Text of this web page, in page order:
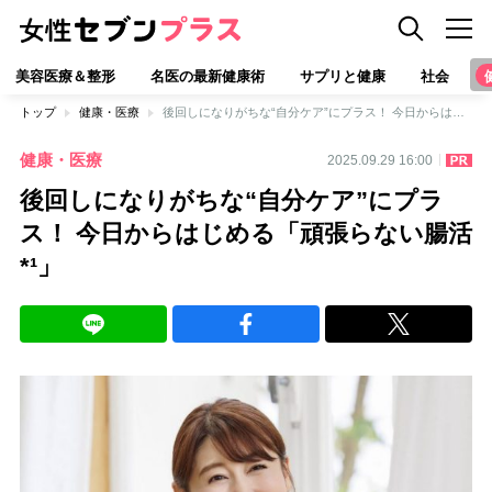
美容医療＆整形 名医の最新健康術 サプリと健康 社会
トップ 健康・医療
健康・医療 2025.09.29 16:00
後回しになりがちな“自分ケア”にプラ
ス！ 今日からはじめる「頑張らない腸活
*¹」